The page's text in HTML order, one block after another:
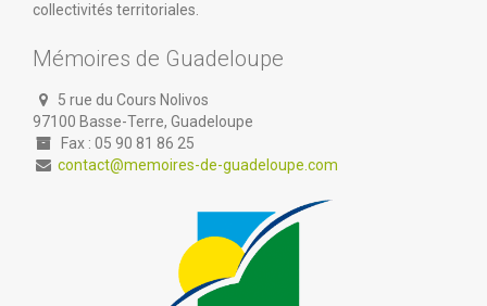
collectivités territoriales.
Mémoires de Guadeloupe
5 rue du Cours Nolivos
97100 Basse-Terre, Guadeloupe
Fax : 05 90 81 86 25
contact@memoires-de-guadeloupe.com